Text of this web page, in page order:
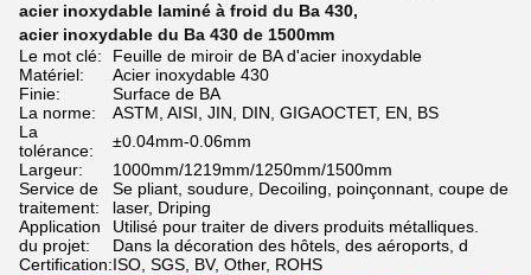
acier inoxydable laminé à froid du Ba 430,
acier inoxydable du Ba 430 de 1500mm
Le mot clé:
Feuille de miroir de BA d'acier inoxydable
Matériel:
Acier inoxydable 430
Finie:
Surface de BA
La norme:
ASTM, AISI, JIN, DIN, GIGAOCTET, EN, BS
La
tolérance:
±0.04mm-0.06mm
Largeur:
1000mm/1219mm/1250mm/1500mm
Service de
traitement:
Se pliant, soudure, Decoiling, poinçonnant, coupe de
laser, Driping
Application
du projet:
Utilisé pour traiter de divers produits métalliques.
Dans la décoration des hôtels, des aéroports, d
Certification:ISO, SGS, BV, Other, ROHS